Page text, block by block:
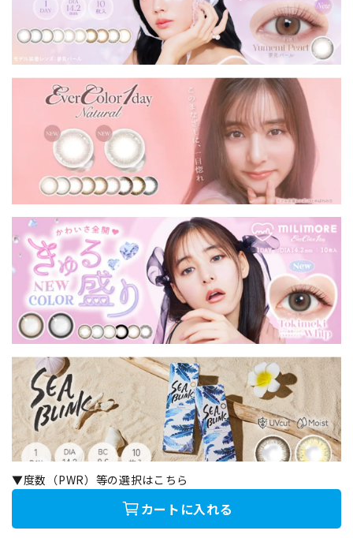
▼度数（PWR）等の選択はこちら
カートに入れる